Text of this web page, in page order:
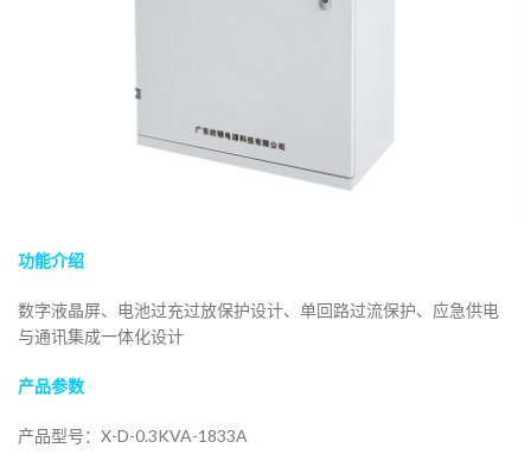
功能介绍
数字液晶屏、电池过充过放保护设计、单回路过流保护、应急供电
与通讯集成一体化设计
产品参数
产品型号：X-D-0.3KVA-1833A